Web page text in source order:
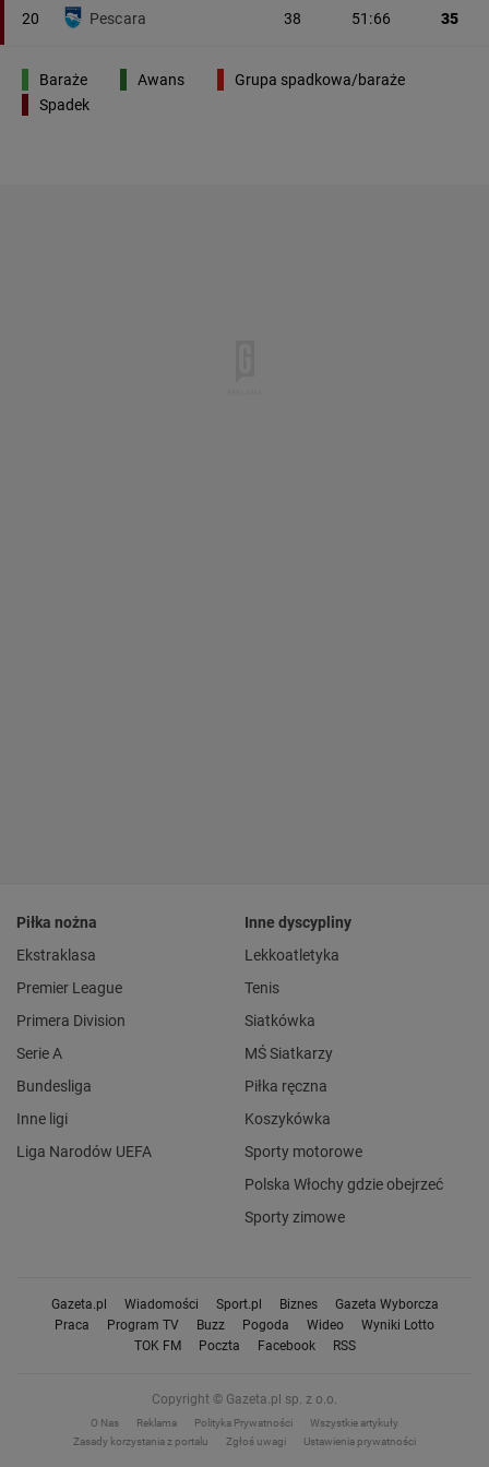
20 Pescara 38 51:66 35
Baraże Awans
Grupa spadkowa/baraże
Spadek
Piłka nożna
Ekstraklasa
Premier League
Primera Division
Serie A
Bundesliga
Inne ligi
Liga Narodów UEFA
Inne dyscypliny
Lekkoatletyka
Tenis
Siatkówka
MŚ Siatkarzy
Piłka ręczna
Koszykówka
Sporty motorowe
Polska Włochy gdzie obejrzeć
Sporty zimowe
Gazeta.pl Wiadomości Sport.pl Biznes
Gazeta Wyborcza
Praca
Program TV Buzz Pogoda Wideo
Wyniki Lotto
TOK FM
Poczta Facebook RSS
Copyright © Gazeta.pl sp. z o.o.
O Nas Reklama Polityka Prywatności
Wszystkie artykuły
Zasady korzystania z portalu
Zgłoś uwagi Ustawienia prywatności